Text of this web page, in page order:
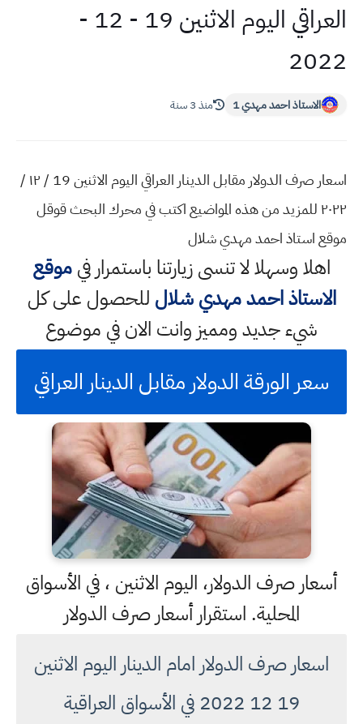
العراقي اليوم الاثنين 19 - 12 -
2022
الاستاذ احمد مهدي 1 منذ 3 سنة
اسعار صرف الدولار مقابل الدينار العراقي اليوم الاثنين 19 / ١٢ /
٢٠٢٢ للمزيد من هذه المواضيع اكتب في محرك البحث قوقل
موقع استاذ احمد مهدي شلال
اهلا وسهلالا تنسى زيارتنا باستمرار فيموقع
الاستاذ احمد مهدي شلال للحصول على كل
شيء جديد ومميز وانت الان في موضوع
سعر الورقة الدولار مقابل الدينار العراقي
أسعار صرف الدولار، اليوم الاثنين ، في الأسواق
المحلية. استقرار أسعار صرف الدولار
اسعار صرف الدولار امام الدينار اليوم الاثنين
19 12 2022 في الأسواق العراقية